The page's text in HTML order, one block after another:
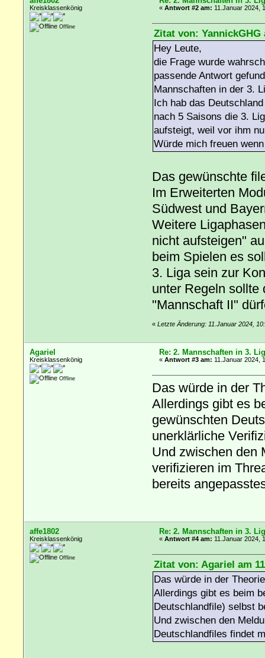
Kreisklassenkönig
Offline
«Antwort #2 am: 11.Januar 2024,
Zitat von: YannickGHG
Hey Leute,
die Frage wurde
passende Antwort
Mannschaften in der 3.
Ich hab das
nach 5 Saisons die 3.
aufsteigt, weil vor ihm
Würde mich freuen
Das gewünschte
Im Erweiterten
Südwest und
Weitere
nicht aufsteigen"
beim Spielen es
3. Liga sein zur
unter Regeln sollte
"Mannschaft II"
« Letzte Änderung: 11.Januar 2024,
Agariel
Kreisklassenkönig
Offline
Re: 2. Mannschaften in 3.
«Antwort #3 am: 11.Januar 2024,
Das würde in der
Allerdings gibt es
gewünschten
unerklärliche
Und zwischen den
verifizieren im
bereits
affe1802
Kreisklassenkönig
Offline
Re: 2. Mannschaften in 3.
«Antwort #4 am: 11.Januar 2024,
Zitat von: Agariel am
Das würde in der
Allerdings gibt es beim
Deutschlandfile) selbst
Und zwischen den
Deutschlandfiles findet